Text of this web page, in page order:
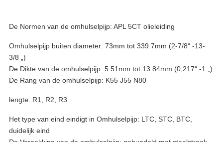
De Normen van de omhulselpijp: APL 5CT olieleiding
Omhulselpijp buiten diameter: 73mm tot 339.7mm (2-7/8“ -13-
3/8 „)
De Dikte van de omhulselpijp: 5.51mm tot 13.84mm (0,217“ -1 „)
De Rang van de omhulselpijp: K55 J55 N80
lengte: R1, R2, R3
Het type van eind eindigt in Omhulselpijp: LTC, STC, BTC,
duidelijk eind